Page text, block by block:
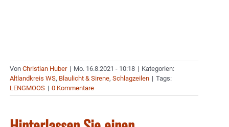
Von Christian Huber | Mo. 16.8.2021 - 10:18 | Kategorien:
Altlandkreis WS, Blaulicht & Sirene, Schlagzeilen | Tags:
LENGMOOS | 0 Kommentare